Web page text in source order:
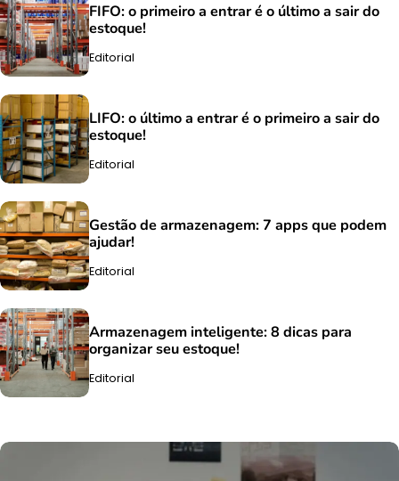
FIFO: o primeiro a entrar é o último a sair do
estoque!
Editorial
LIFO: o último a entrar é o primeiro a sair do
estoque!
Editorial
Gestão de armazenagem: 7 apps que podem
ajudar!
Editorial
Armazenagem inteligente: 8 dicas para
organizar seu estoque!
Editorial